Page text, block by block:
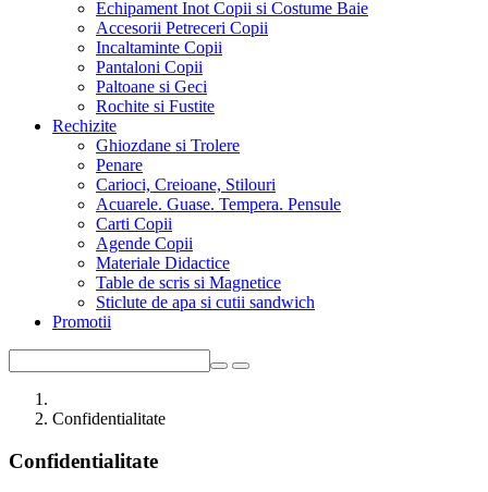
Echipament Inot Copii si Costume Baie
Accesorii Petreceri Copii
Incaltaminte Copii
Pantaloni Copii
Paltoane si Geci
Rochite si Fustite
Rechizite
Ghiozdane si Trolere
Penare
Carioci, Creioane, Stilouri
Acuarele. Guase. Tempera. Pensule
Carti Copii
Agende Copii
Materiale Didactice
Table de scris si Magnetice
Sticlute de apa si cutii sandwich
Promotii
Confidentialitate
Confidentialitate